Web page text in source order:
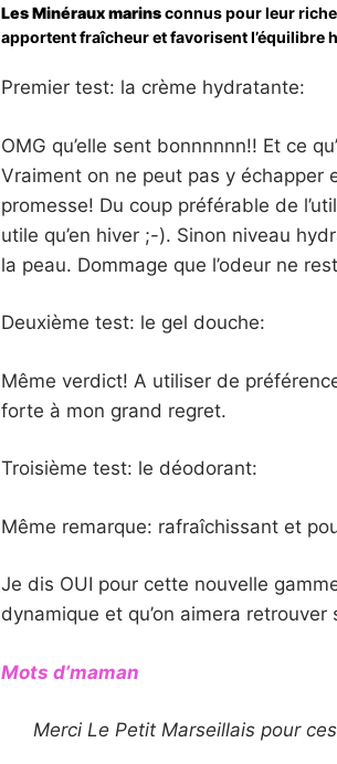
Les Minéraux marinsconnus pour leur
apportent fraîcheur et favorisent l’équilibre
Premier test: la crème hydratante:
OMG qu’elle sent bonnnnnn!! Et ce
Vraiment on ne peut pas y échapper
promesse! Du coup préférable de
utile qu’en hiver ;-). Sinon niveau
la peau. Dommage que l’odeur ne
Deuxième test: le gel douche:
Même verdict! A utiliser de
forte à mon grand regret.
Troisième test: le déodorant:
Même remarque: rafraîchissant et
Je dis OUI pour cette nouvelle
dynamique et qu’on aimera
Mots d’maman
Merci Le Petit Marseillais pour